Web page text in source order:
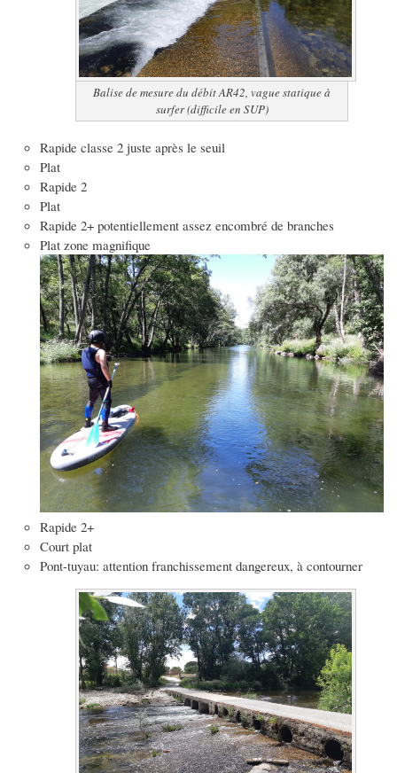
Balise de mesure du débit AR42, vague statique à
surfer (difficile en SUP)
Rapide classe 2 juste après le seuil
Plat
Rapide 2
Plat
Rapide 2+ potentiellement assez encombré de branches
Plat zone magnifique
Rapide 2+
Court plat
Pont-tuyau: attention franchissement dangereux, à contourner